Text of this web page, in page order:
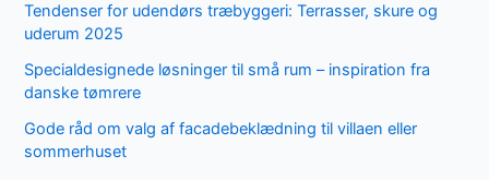
Tendenser for udendørs træbyggeri: Terrasser, skure og
uderum 2025
Specialdesignede løsninger til små rum – inspiration fra
danske tømrere
Gode råd om valg af facadebeklædning til villaen eller
sommerhuset